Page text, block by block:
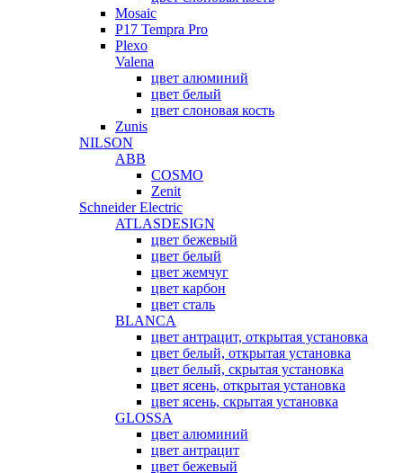
Mosaic
P17 Tempra Pro
Plexo
Valena
цвет алюминий
цвет белый
цвет слоновая кость
Zunis
NILSON
ABB
COSMO
Zenit
Schneider Electric
ATLASDESIGN
цвет бежевый
цвет белый
цвет жемчуг
цвет карбон
цвет сталь
BLANCA
цвет антрацит, открытая установка
цвет белый, открытая установка
цвет белый, скрытая установка
цвет ясень, открытая установка
цвет ясень, скрытая установка
GLOSSA
цвет алюминий
цвет антрацит
цвет бежевый